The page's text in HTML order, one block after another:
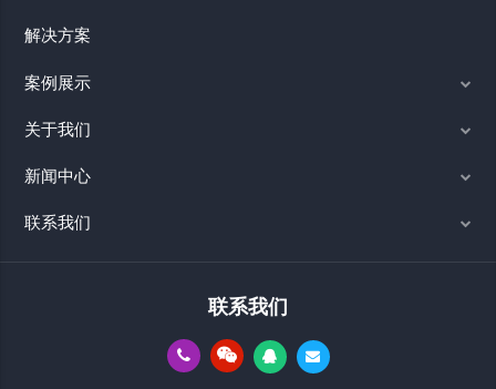
解决方案
案例展示
关于我们
新闻中心
联系我们
联系我们